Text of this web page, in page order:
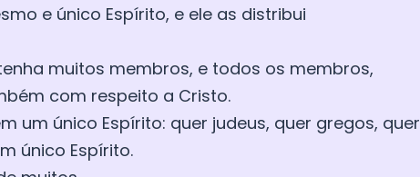
e único Espírito, e ele as distribui
muitos membros, e todos os membros,
com respeito a Cristo.
um único Espírito: quer judeus, quer gregos, quer
único Espírito.